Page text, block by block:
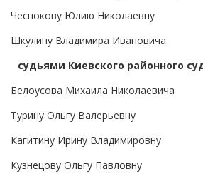
Чеснокову Юлию Николаевну
Шкулипу Владимира Ивановича
судьями Киевского районного
Белоусова Михаила Николаевича
Турину Ольгу Валерьевну
Кагитину Ирину Владимировну
Кузнецову Ольгу Павловну